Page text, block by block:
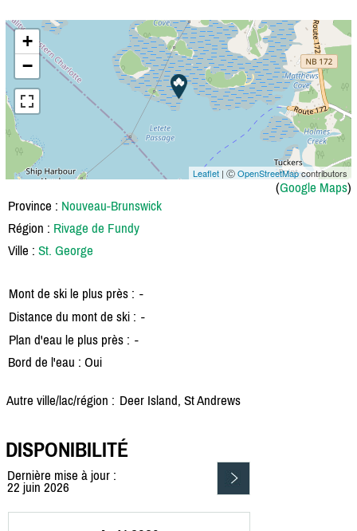
+
−
Leaflet | ⒸOpenStreetMapcontributors
(Google Maps)
Province : Nouveau-Brunswick
Région : Rivage de Fundy
Ville : St. George
Mont de ski le plus près : -
Distance du mont de ski : -
Plan d'eau le plus près : -
Bord de l'eau : Oui
Autre ville/lac/région : Deer Island, St Andrews
DISPONIBILITÉ
Dernière mise à jour :
22 juin 2026